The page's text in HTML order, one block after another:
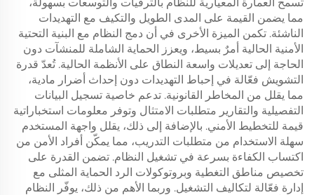
مما يضمن القيمة على المدى الطويل والتكيف مع التهديدات
الناشئة. تكمن الميزة الأخرى في أن دمج النظام مع البنية التحتية
الأمنية الحالية أمرٌ بسيط، ويعزز الحماية الشاملة للمنشآت دون
الحاجة إلى تعديلات واسعة النطاق على الأنظمة الحالية. تُعدّ قدرة
التشويش فعّالة في إحباط التهديدات دون إحداث أضرار مادية،
مما يقلل من المخاطر القانونية. تدعم خاصية تسجيل البيانات
التفصيلية والتقارير متطلبات الامتثال وتوفر معلومات استخباراتية
قيمة للتخطيط الأمني. بالإضافة إلى ذلك، يقلل واجهة المستخدم
سهلة الاستخدام من متطلبات التدريب، مما يمكّن أفراد الأمن من
اكتساب الكفاءة بسرعة في تشغيل النظام. تضمن القدرة على
تخصيص مناطق التغطية وبروتوكولات الرد الحماية المثلى مع
إدارة فعّالة لتكاليف التشغيل. وربما الأهم من ذلك، يوفّر النظام